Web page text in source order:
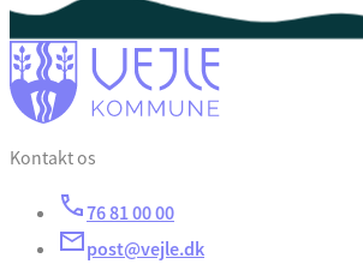
Kontakt os
76 81 00 00
post@vejle.dk